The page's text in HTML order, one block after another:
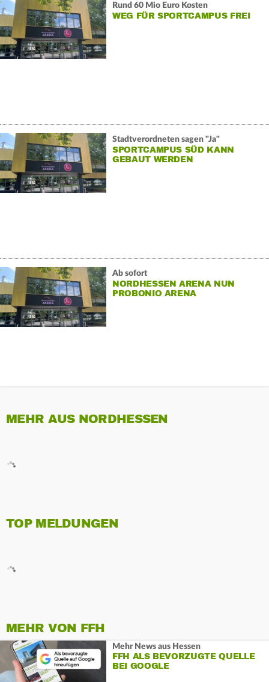
Rund 60 Mio Euro Kosten
WEG FÜR SPORTCAMPUS FREI
Stadtverordneten sagen "Ja"
SPORTCAMPUS SÜD KANN
GEBAUT WERDEN
Ab sofort
NORDHESSEN ARENA NUN
PROBONIO ARENA
MEHR AUS NORDHESSEN
TOP MELDUNGEN
MEHR VON FFH
Mehr News aus Hessen
FFH ALS BEVORZUGTE QUELLE
BEI GOOGLE